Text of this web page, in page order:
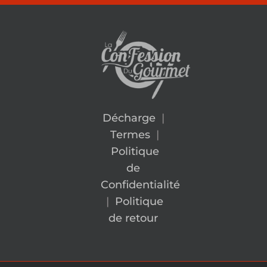
Décharge|
Termes |
Politique
de
Confidentialité
| Politique
de retour